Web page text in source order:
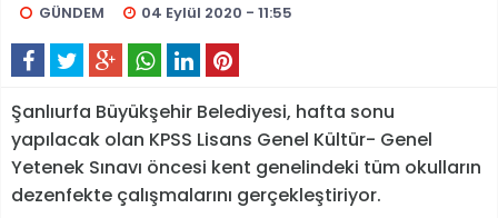
GÜNDEM 04 Eylül 2020 - 11:55
Şanlıurfa Büyükşehir Belediyesi, hafta sonu
yapılacak olan KPSS Lisans Genel Kültür- Genel
Yetenek Sınavı öncesi kent genelindeki tüm okulların
dezenfekte çalışmalarını gerçekleştiriyor.